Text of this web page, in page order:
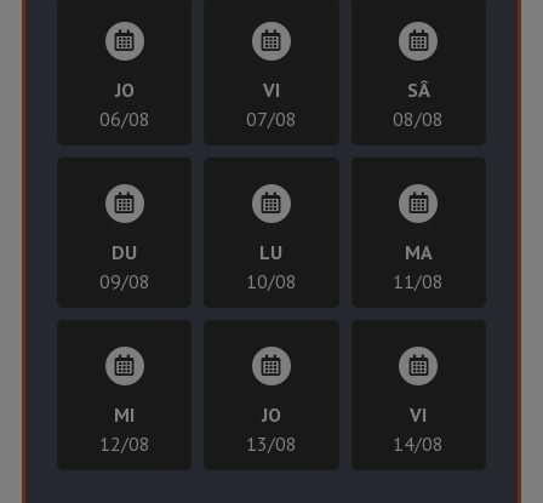
JO
06/08
VI
07/08
SÂ
08/08
DU
09/08
LU
10/08
MA
11/08
MI
12/08
JO
13/08
VI
14/08